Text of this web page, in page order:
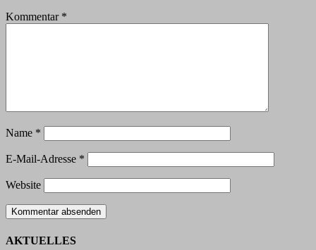
Kommentar *
Name *
E-Mail-Adresse *
Website
AKTUELLES